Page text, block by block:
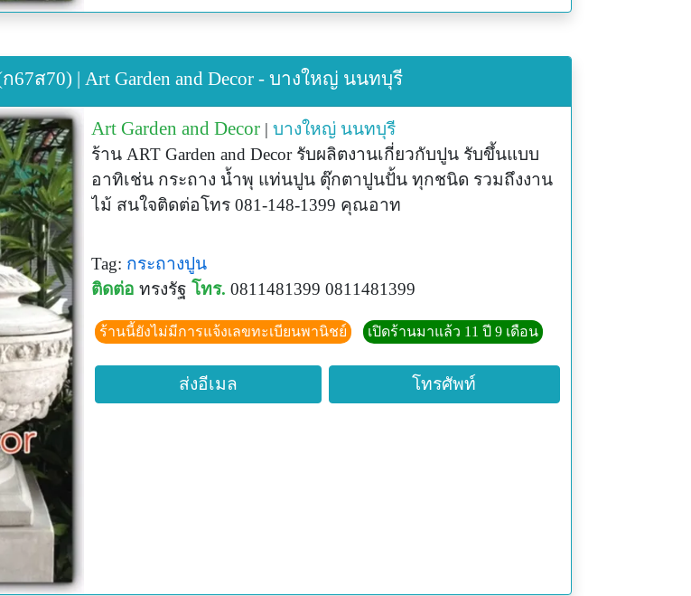
ส70) | Art Garden and Decor - บางใหญ่ นนทบุรี
Art Garden and Decor | บางใหญ่ นนทบุรี
ร้าน ART Garden and Decor รับผลิตงานเกี่ยวกับปูน รับขึ้นแบบ
อาทิเช่น กระถาง น้ำพุ แท่นปูน ตุ๊กตาปูนปั้น ทุกชนิด รวมถึงงาน
ไม้ สนใจติดต่อโทร 081-148-1399 คุณอาท
Tag: กระถางปูน
ติดต่อ ทรงรัฐ โทร. 0811481399 0811481399
ร้านนี้ยังไม่มีการแจ้งเลขทะเบียนพานิชย์ เปิดร้านมาแล้ว 11 ปี 9 เดือน
ส่งอีเมล โทรศัพท์